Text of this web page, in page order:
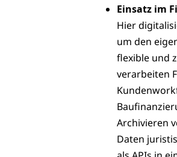
Einsatz im
Hier
um den
flexible und
verarbeiten
Archivieren
Daten